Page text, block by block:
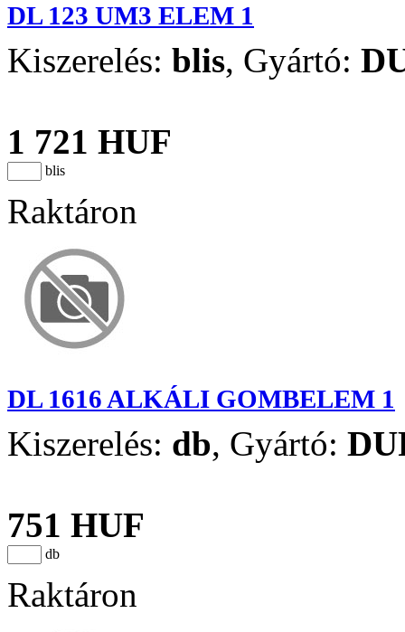
DL 123 UM3 ELEM 1
Kiszerelés: blis, Gyártó:
1 721 HUF
blis
Raktáron
DL 1616 ALKÁLI GOMBELEM 1
Kiszerelés: db, Gyártó:
751 HUF
db
Raktáron